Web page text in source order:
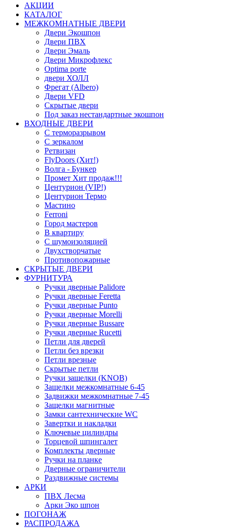
АКЦИИ
КАТАЛОГ
МЕЖКОМНАТНЫЕ ДВЕРИ
Двери Экошпон
Двери ПВХ
Двери Эмаль
Двери Микрофлекс
Optima porte
двери ХОЛЛ
Фрегат (Albero)
Двери VFD
Скрытые двери
Под заказ нестандартные экошпон
ВХОДНЫЕ ДВЕРИ
С терморазрывом
С зеркалом
Ретвизан
FlyDoors (Хит!)
Волга - Бункер
Промет Хит продаж!!!
Центурион (VIP!)
Центурион Термо
Мастино
Ferroni
Город мастеров
В квартиру
С шумоизоляцией
Двухстворчатые
Противопожарные
СКРЫТЫЕ ДВЕРИ
ФУРНИТУРА
Ручки дверные Palidore
Ручки дверные Feretta
Ручки дверные Punto
Ручки дверные Morelli
Ручки дверные Bussare
Ручки дверные Rucetti
Петли для дверей
Петли без врезки
Петли врезные
Скрытые петли
Ручки защелки (KNOB)
Защелки межкомнатные 6-45
Задвижки межкомнатные 7-45
Защелки магнитные
Замки сантехнические WC
Завертки и накладки
Ключевые цилиндры
Торцевой шпингалет
Комплекты дверные
Ручки на планке
Дверные ограничители
Раздвижные системы
АРКИ
ПВХ Лесма
Арки Эко шпон
ПОГОНАЖ
РАСПРОДАЖА